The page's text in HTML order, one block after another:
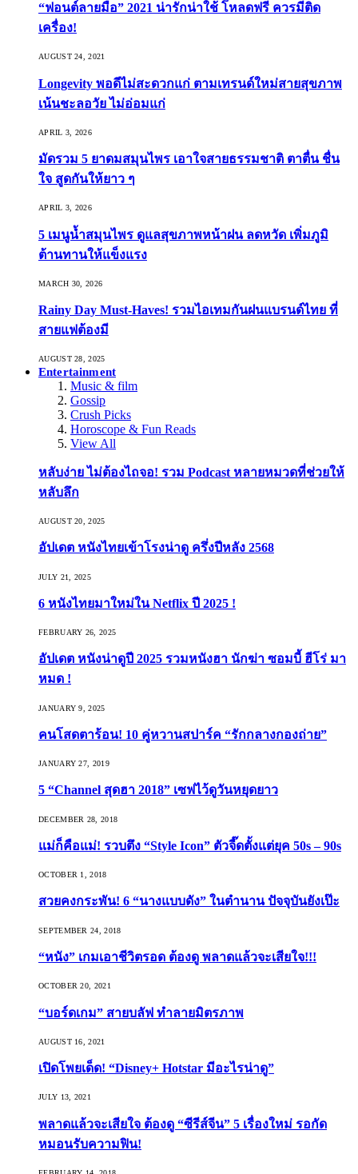
“ฟอนต์ลายมือ” 2021 น่ารักน่าใช้ โหลดฟรี ควรมีติด
เครื่อง!
AUGUST 24, 2021
Longevity พอดีไม่สะดวกแก่ ตามเทรนด์ใหม่สายสุขภาพ
เน้นชะลอวัย ไม่อ่อมแก่
APRIL 3, 2026
มัดรวม 5 ยาดมสมุนไพร เอาใจสายธรรมชาติ ตาตื่น ชื่น
ใจ สูดกันให้ยาว ๆ
APRIL 3, 2026
5 เมนูน้ำสมุนไพร ดูแลสุขภาพหน้าฝน ลดหวัด เพิ่มภูมิ
ต้านทานให้แข็งแรง
MARCH 30, 2026
Rainy Day Must-Haves! รวมไอเทมกันฝนแบรนด์ไทย ที่
สายแฟต้องมี
AUGUST 28, 2025
Entertainment
Music & film
Gossip
Crush Picks
Horoscope & Fun Reads
View All
หลับง่าย ไม่ต้องไถจอ! รวม Podcast หลายหมวดที่ช่วยให้
หลับลึก
AUGUST 20, 2025
อัปเดต หนังไทยเข้าโรงน่าดู ครึ่งปีหลัง 2568
JULY 21, 2025
6 หนังไทยมาใหม่ใน Netflix ปี 2025 !
FEBRUARY 26, 2025
อัปเดต หนังน่าดูปี 2025 รวมหนังฮา นักฆ่า ซอมบี้ ฮีโร่ มา
หมด !
JANUARY 9, 2025
คนโสดตาร้อน! 10 คู่หวานสปาร์ค “รักกลางกองถ่าย”
JANUARY 27, 2019
5 “Channel สุดฮา 2018” เซฟไว้ดูวันหยุดยาว
DECEMBER 28, 2018
แม่ก็คือแม่! รวบตึง “Style Icon” ตัวจี๊ดตั้งแต่ยุค 50s – 90s
OCTOBER 1, 2018
สวยคงกระพัน! 6 “นางแบบดัง” ในตำนาน ปัจจุบันยังเป๊ะ
SEPTEMBER 24, 2018
“หนัง” เกมเอาชีวิตรอด ต้องดู พลาดแล้วจะเสียใจ!!!
OCTOBER 20, 2021
“บอร์ดเกม” สายบลัฟ ทำลายมิตรภาพ
AUGUST 16, 2021
เปิดโพยเด็ด! “Disney+ Hotstar มีอะไรน่าดู”
JULY 13, 2021
พลาดแล้วจะเสียใจ ต้องดู “ซีรีส์จีน” 5 เรื่องใหม่ รอกัด
หมอนรับความฟิน!